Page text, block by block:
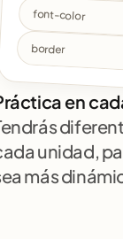
font-color
border
en
unidad,
más